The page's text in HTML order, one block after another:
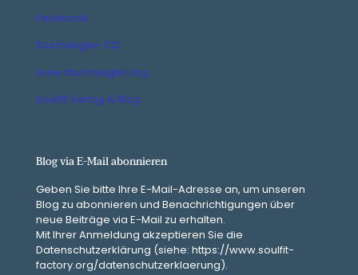
Facebook
Sturmsegler-CD
www.sturmsegler.org
Soulfit Verlag & Blog
Blog via E-Mail abonnieren
Geben Sie bitte Ihre E-Mail-Adresse an, um unseren
Blog zu abonnieren und Benachrichtigungen über
neue Beiträge via E-Mail zu erhalten.
Mit Ihrer Anmeldung akzeptieren Sie die
Datenschutzerklärung (siehe: https://www.soulfit-
factory.org/datenschutzerklaerung).